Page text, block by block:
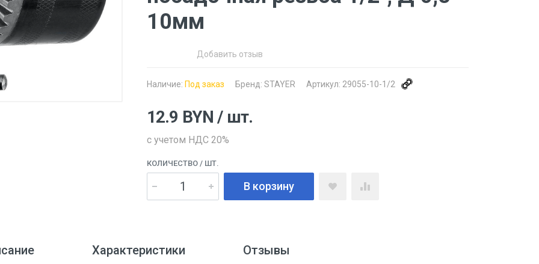
10мм
Добавить отзыв
Наличие: Под заказ Бренд: STAYER Артикул: 29055-10-1/2
12.9 BYN / шт.
с учетом НДС 20%
КОЛИЧЕСТВО / ШТ.
В корзину
Характеристики Отзывы